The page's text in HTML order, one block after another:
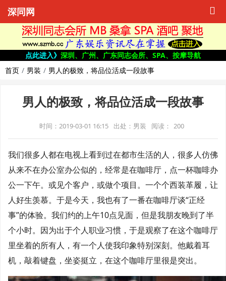
深同网
点此进入》 深圳、广州、广东同志会所、SPA、按摩导航
首页
男装 男人的极致，将品位活成一段故事
男人的极致，将品位活成一段故事
时间：2019-03-01 16:15 出处：男装 阅读： 200
我们很多人都在电视上看到过在都市生活的人，很多人仿佛
从来不在办公室办公似的，经常是在咖啡厅，点一杯咖啡办
公一下午。或见个客户，或做个项目。一个个西装革履，让
人好生羡慕。于是今天，我也有了一番在咖啡厅谈“正经
事”的体验。我们约的上午10点见面，但是我朋友晚到了半
个小时。因为出于个人职业习惯，于是观察了在这个咖啡厅
里坐着的所有人，有一个人使我印象特别深刻。他戴着耳
机，敲着键盘，坐姿挺立，在这个咖啡厅里很是突出。